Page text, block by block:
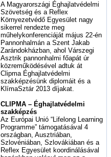
A Magyarországi Éghajlatvédelmi
Szövetség és a Reflex
Környezetvédő Egyesület nagy
sikerrel rendezte meg
műhelykonferenciáját május 22-én
Pannonhalmán a Szent Jakab
Zarándokházban, ahol Várszegi
Asztrik pannonhalmi főapát úr
közreműködésével adtuk át
Clipma Éghajlatvédelmi
szakképzésünk diplomáit és a
KlímaSztár 2013 díjakat.
CLIPMA – Éghajlatvédelmi
szakképzés
Az Európai Unió “Lifelong Learning
Programme” támogatásával 4
országban, Ausztriában,
Szlovéniában, Szlovákiában és a
Reflex Egyesület koordinálásával